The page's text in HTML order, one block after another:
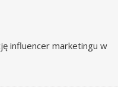
influencer marketingu w